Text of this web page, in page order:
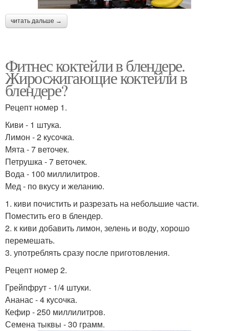
читать дальше →
Фитнес коктейли в блендере.
Жиросжигающие коктейли в
блендере?
Рецепт номер 1.
Киви - 1 штука.
Лимон - 2 кусочка.
Мята - 7 веточек.
Петрушка - 7 веточек.
Вода - 100 миллилитров.
Мед - по вкусу и желанию.
1. киви почистить и разрезать на небольшие части.
Поместить его в блендер.
2. к киви добавить лимон, зелень и воду, хорошо
перемешать.
3. употреблять сразу после приготовления.
Рецепт номер 2.
Грейпфрут - 1/4 штуки.
Ананас - 4 кусочка.
Кефир - 250 миллилитров.
Семена тыквы - 30 грамм.